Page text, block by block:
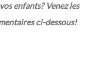
enfants? Venez les
ci-dessous!